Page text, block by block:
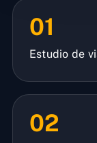
01
Estudio de
02